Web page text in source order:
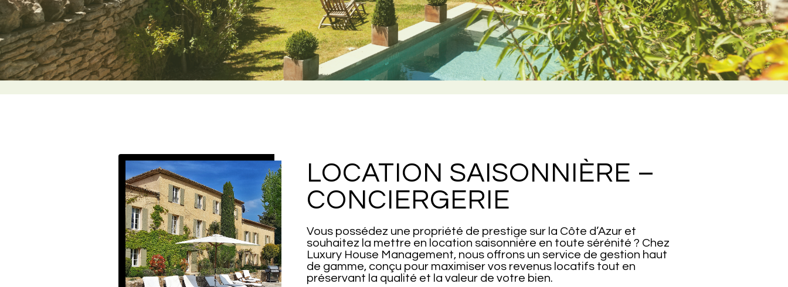
LOCATION SAISONNIÈRE –
CONCIERGERIE
Vous possédez une propriété de prestige sur la Côte d’Azur et
souhaitez la mettre en location saisonnière en toute sérénité ? Chez
Luxury House Management, nous offrons un service de gestion haut
de gamme, conçu pour maximiser vos revenus locatifs tout en
préservant la qualité et la valeur de votre bien.